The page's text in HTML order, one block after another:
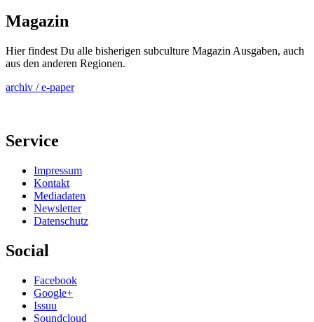
Magazin
Hier findest Du alle bisherigen subculture Magazin Ausgaben, auch
aus den anderen Regionen.
archiv / e-paper
Service
Impressum
Kontakt
Mediadaten
Newsletter
Datenschutz
Social
Facebook
Google+
Issuu
Soundcloud